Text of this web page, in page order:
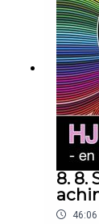
8. 8.
46:06